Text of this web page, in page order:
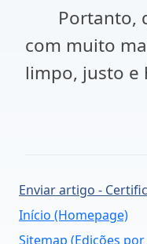
Portanto,
com muito
limpo, justo e
Prof.
Enviar artigo -
Início (Homepage)
Sitemap (Edições